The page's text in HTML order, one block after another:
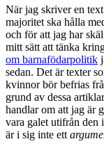
När jag skriver en
majoritet ska hålla
och för att jag har
mitt sätt att tänka
om barnafödarpolitik
sedan. Det är texter
kvinnor bör befrias
grund av dessa
handlar om att jag är
vara galet utifrån den
är i sig inte ett